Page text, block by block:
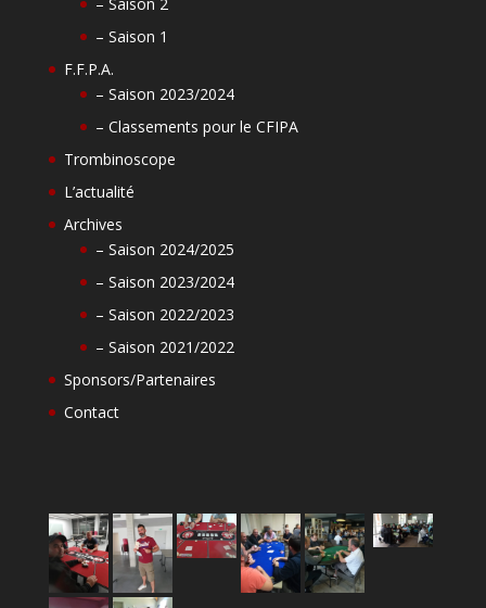
– Saison 1
F.F.P.A.
– Saison 2023/2024
– Classements pour le CFIPA
Trombinoscope
L’actualité
Archives
– Saison 2024/2025
– Saison 2023/2024
– Saison 2022/2023
– Saison 2021/2022
Sponsors/Partenaires
Contact